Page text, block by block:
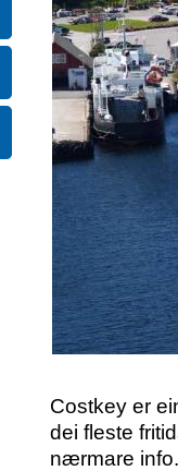
Costkey er
dei fleste
nærmare